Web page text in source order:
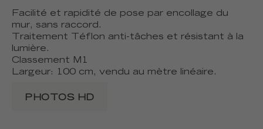
Facilité et rapidité de pose par encollage du
mur, sans raccord.
Traitement Téflon anti-tâches et résistant à la
lumière.
Classement M1
Largeur: 100 cm, vendu au mètre linéaire.
PHOTOS HD